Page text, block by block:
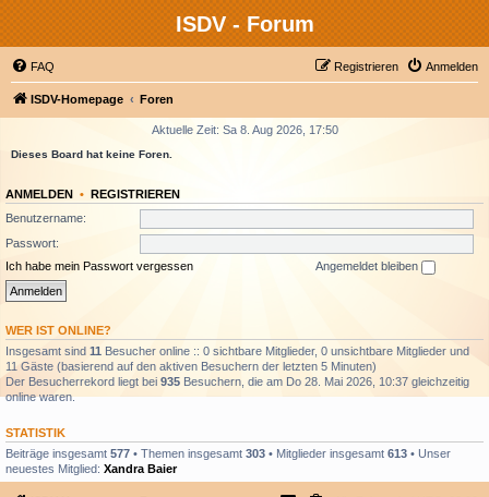
ISDV - Forum
FAQ Anmelden
Registrieren
ISDV-Homepage Foren
Aktuelle Zeit: Sa 8. Aug 2026, 17:50
Dieses Board hat keine Foren.
ANMELDEN • REGISTRIEREN
Benutzername:
Passwort:
Ich habe mein Passwort vergessen
Angemeldet bleiben
WER IST ONLINE?
Insgesamt sind 11 Besucher online :: 0 sichtbare Mitglieder, 0 unsichtbare Mitglieder und
11 Gäste (basierend auf den aktiven Besuchern der letzten 5 Minuten)
Der Besucherrekord liegt bei 935 Besuchern, die am Do 28. Mai 2026, 10:37 gleichzeitig
online waren.
STATISTIK
Beiträge insgesamt 577 • Themen insgesamt 303 • Mitglieder insgesamt 613 • Unser
neuestes Mitglied: Xandra Baier